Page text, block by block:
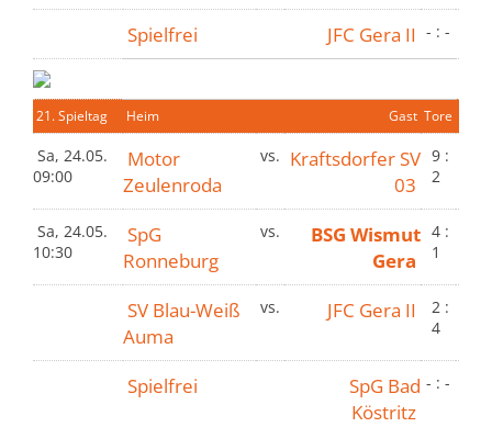
Spielfrei JFC Gera II - : -
21. Spieltag Heim Gast Tore
Sa, 24.05.
09:00
Motor
Zeulenroda
vs. Kraftsdorfer SV
03
9 :
2
Sa, 24.05.
10:30
SpG
Ronneburg
vs.
BSG Wismut
Gera
4 :
1
SV Blau-Weiß
Auma
vs. JFC Gera II
2 :
4
Spielfrei
SpG Bad
Köstritz
- : -